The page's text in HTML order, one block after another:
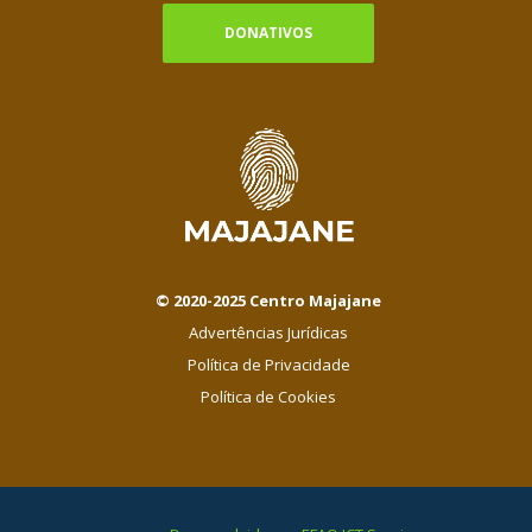
DONATIVOS
© 2020-2025 Centro Majajane
Advertências Jurídicas
Política de Privacidade
Política de Cookies